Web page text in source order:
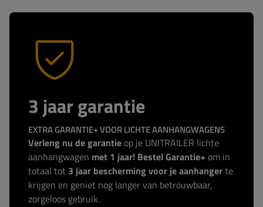
3 jaar garantie
EXTRA GARANTIE+ VOOR LICHTE AANHANGWAGENS
Verleng nu de garantie op je UNITRAILER lichte
aanhangwagen met 1 jaar! Bestel Garantie+ om in
totaal tot 3 jaar bescherming voor je aanhangerte
krijgen en geniet nog langer van betrouwbaar,
zorgeloos gebruik.